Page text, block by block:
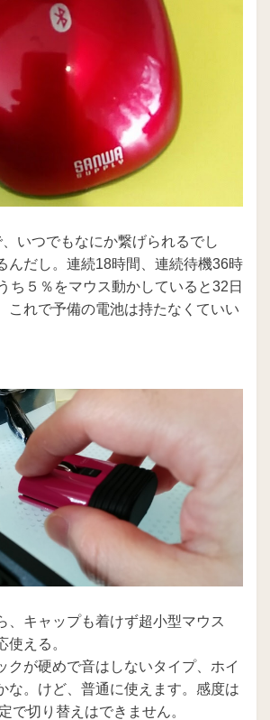
いつでもなにか繋げられるでし
んだし。連続18時間、連続待機36時
ち５％をマウス動かしていると32日
れで予備の電池は持たなくていい
、キャップも着けず超小型マウス
使える。
クが硬めで音はしないタイプ、ホイ
な。けど、普通に使えます。感度は
で切り替えはできません。